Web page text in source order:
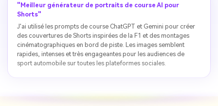
"Meilleur générateur de portraits de course AI pour
Shorts"
J'ai utilisé les prompts de course ChatGPT et Gemini pour créer
des couvertures de Shorts inspirées de la F1 et des montages
cinématographiques en bord de piste. Les images semblent
rapides, intenses et très engageantes pour les audiences de
sport automobile sur toutes les plateformes sociales.